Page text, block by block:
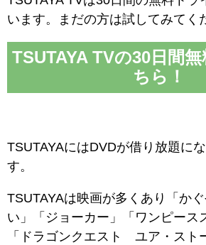
います。まだの方は試してみてく
TSUTAYA TVの30日間
ちら！
TSUTAYAにはDVDが借り放題に
す。
TSUTAYAは映画が多くあり「か
い」「ジョーカー」「ワンピース
「ドラゴンクエスト ユア・スト